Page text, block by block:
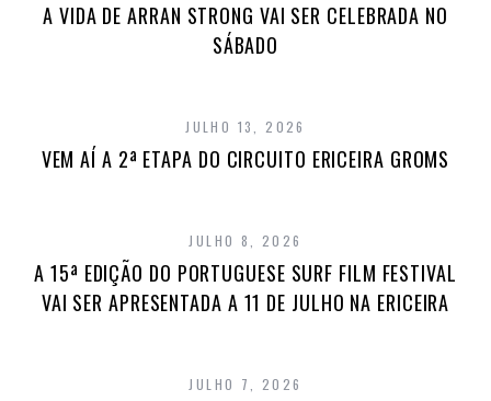
A VIDA DE ARRAN STRONG VAI SER CELEBRADA NO
SÁBADO
JULHO 13, 2026
VEM AÍ A 2ª ETAPA DO CIRCUITO ERICEIRA GROMS
JULHO 8, 2026
A 15ª EDIÇÃO DO PORTUGUESE SURF FILM FESTIVAL
VAI SER APRESENTADA A 11 DE JULHO NA ERICEIRA
JULHO 7, 2026